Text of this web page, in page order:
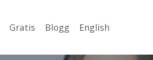
Gratis Blogg English